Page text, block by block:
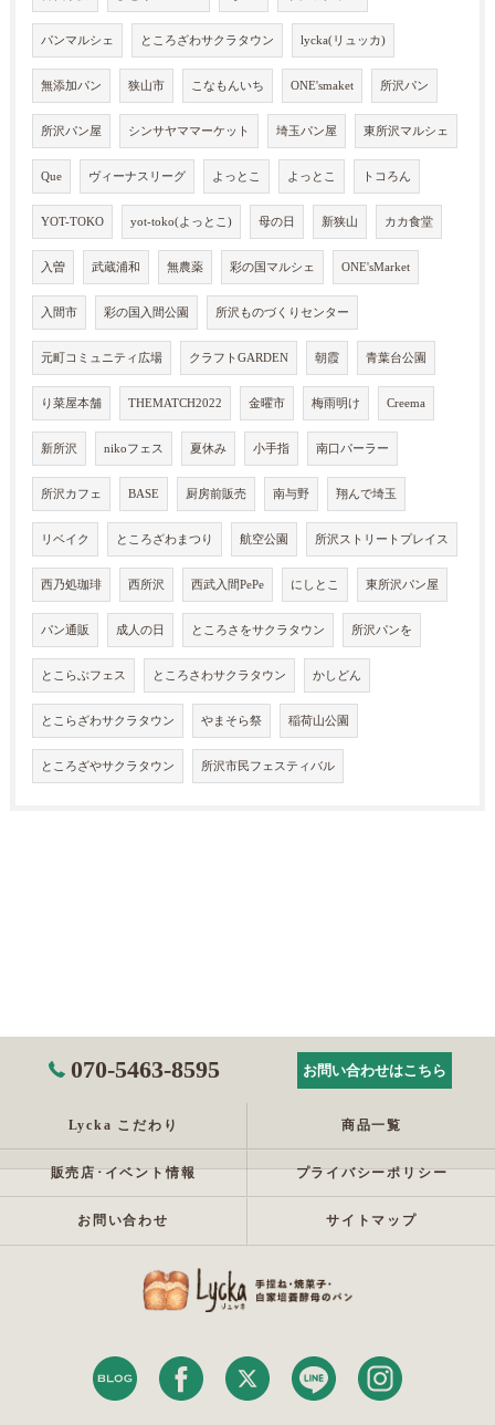
パンマルシェ ところざわサクラタウン lycka(リュッカ)
無添加パン 狭山市 こなもんいち ONE'smaket 所沢パン
所沢パン屋 シンサヤママーケット 埼玉パン屋 東所沢マルシェ
Que ヴィーナスリーグ よっとこ よっとこ トコろん
YOT-TOKO yot-toko(よっとこ) 母の日 新狭山 カカ食堂
入曽 武蔵浦和 無農薬 彩の国マルシェ ONE'sMarket
入間市 彩の国入間公園 所沢ものづくりセンター
元町コミュニティ広場 クラフトGARDEN 朝霞 青葉台公園
り菜屋本舗 THEMATCH2022 金曜市 梅雨明け Creema
新所沢 nikoフェス 夏休み 小手指 南口パーラー
所沢カフェ BASE 厨房前販売 南与野 翔んで埼玉
リベイク ところざわまつり 航空公園 所沢ストリートプレイス
西乃処珈琲 西所沢 西武入間PePe にしとこ 東所沢パン屋
パン通販 成人の日 ところさをサクラタウン 所沢パンを
とこらぶフェス ところさわサクラタウン かしどん
とこらざわサクラタウン やまそら祭 稲荷山公園
ところざやサクラタウン 所沢市民フェスティバル
070-5463-8595 お問い合わせはこちら
Lycka こだわり 商品一覧
販売店･イベント情報 プライバシーポリシー
お問い合わせ サイトマップ